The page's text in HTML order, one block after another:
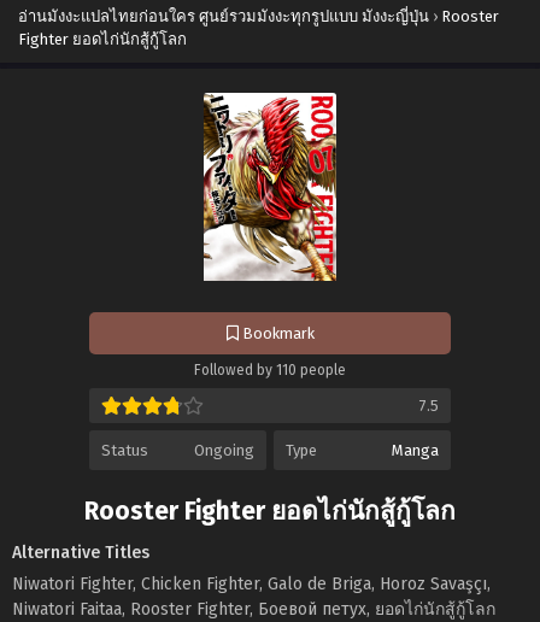
อ่านมังงะแปลไทยก่อนใคร ศูนย์รวมมังงะทุกรูปแบบ มังงะญี่ปุ่น › Rooster
Fighter ยอดไก่นักสู้กู้โลก
Bookmark
Followed by 110 people
7.5
Status Ongoing Type Manga
Rooster Fighter ยอดไก่นักสู้กู้โลก
Alternative Titles
Niwatori Fighter, Chicken Fighter, Galo de Briga, Horoz Savaşçı,
Niwatori Faitaa, Rooster Fighter, Боевой петух, ยอดไก่นักสู้กู้โลก